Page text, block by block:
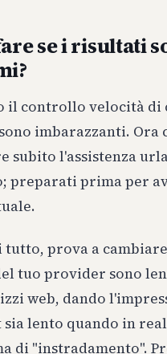
se i risultati
il controllo velocità di
imbarazzanti. Ora
subito l'assistenza
preparati prima per
tutto, prova a
tuo provider sono
web, dando
lento quando in
di "instradamento".